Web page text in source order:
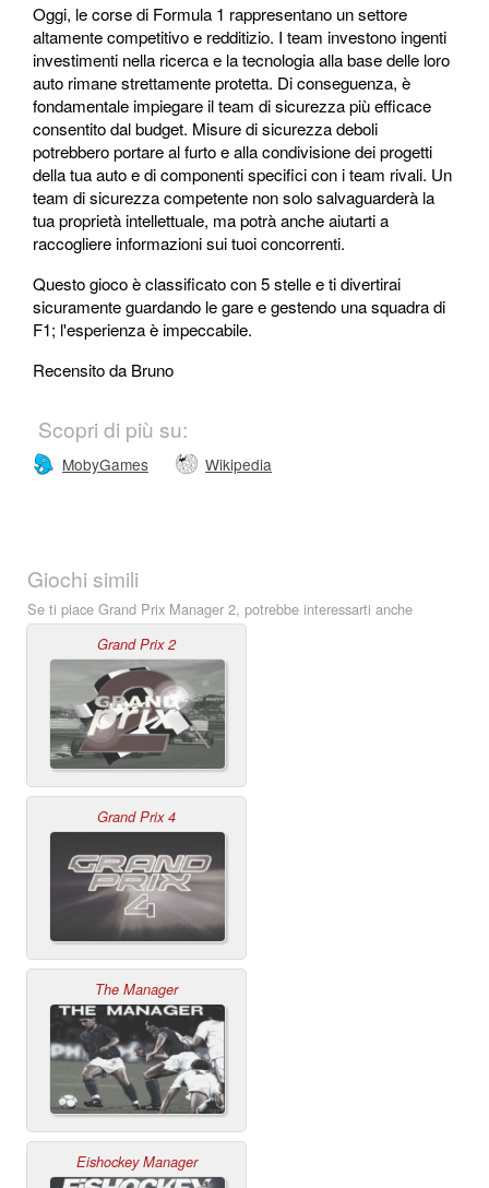
Oggi, le corse di Formula 1 rappresentano un settore
altamente competitivo e redditizio. I team investono ingenti
investimenti nella ricerca e la tecnologia alla base delle loro
auto rimane strettamente protetta. Di conseguenza, è
fondamentale impiegare il team di sicurezza più efficace
consentito dal budget. Misure di sicurezza deboli
potrebbero portare al furto e alla condivisione dei progetti
della tua auto e di componenti specifici con i team rivali. Un
team di sicurezza competente non solo salvaguarderà la
tua proprietà intellettuale, ma potrà anche aiutarti a
raccogliere informazioni sui tuoi concorrenti.
Questo gioco è classificato con 5 stelle e ti divertirai
sicuramente guardando le gare e gestendo una squadra di
F1; l'esperienza è impeccabile.
Recensito da Bruno
Scopri di più su:
MobyGames Wikipedia
Giochi simili
Se ti piace Grand Prix Manager 2, potrebbe interessarti anche
Grand Prix 2
Grand Prix 4
The Manager
Eishockey Manager